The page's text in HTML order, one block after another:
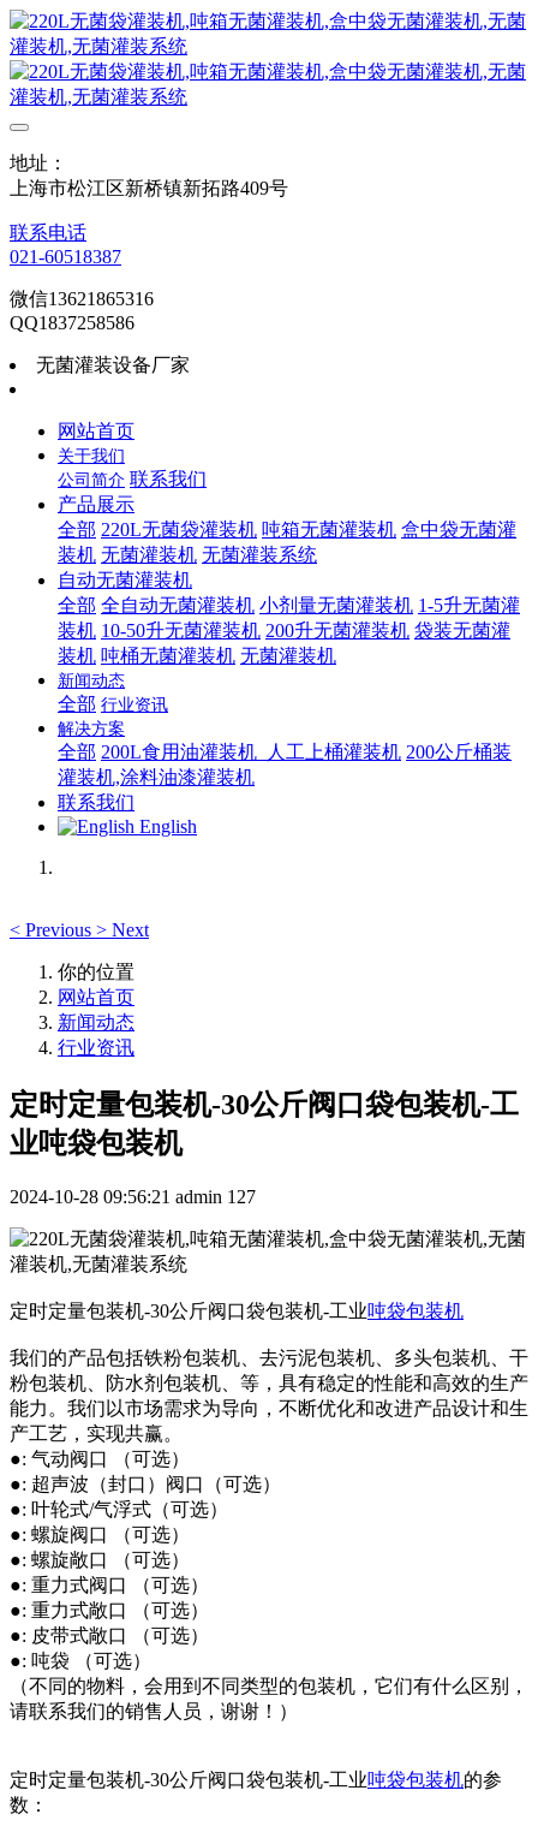
地址：
上海市松江区新桥镇新拓路409号
联系电话
021-60518387
微信13621865316
QQ1837258586
无菌灌装设备厂家
网站首页
关于我们
公司简介 联系我们
产品展示
全部 220L无菌袋灌装机 吨箱无菌灌装机 盒中袋无菌灌
装机 无菌灌装机 无菌灌装系统
自动无菌灌装机
全部 全自动无菌灌装机 小剂量无菌灌装机 1-5升无菌灌
装机 10-50升无菌灌装机 200升无菌灌装机 袋装无菌灌
装机 吨桶无菌灌装机 无菌灌装机
新闻动态
全部 行业资讯
解决方案
全部 200L食用油灌装机_人工上桶灌装机 200公斤桶装
灌装机,涂料油漆灌装机
联系我们
English
< Previous > Next
你的位置
网站首页
新闻动态
行业资讯
定时定量包装机-30公斤阀口袋包装机-工
业吨袋包装机
2024-10-28 09:56:21 admin 127
定时定量包装机-30公斤阀口袋包装机-工业吨袋包装机
我们的产品包括铁粉包装机、去污泥包装机、多头包装机、干
粉包装机、防水剂包装机、等，具有稳定的性能和高效的生产
能力。我们以市场需求为导向，不断优化和改进产品设计和生
产工艺，实现共赢。
●: 气动阀口 （可选）
●: 超声波（封口）阀口（可选）
●: 叶轮式/气浮式（可选）
●: 螺旋阀口 （可选）
●: 螺旋敞口 （可选）
●: 重力式阀口 （可选）
●: 重力式敞口 （可选）
●: 皮带式敞口 （可选）
●: 吨袋 （可选）
（不同的物料，会用到不同类型的包装机，它们有什么区别，
请联系我们的销售人员，谢谢！）
定时定量包装机-30公斤阀口袋包装机-工业吨袋包装机的参
数：